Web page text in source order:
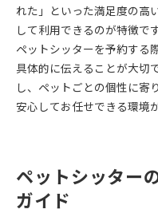
れた」といった満足度の高
して利用できるのが特徴です
ペットシッターを予約する
具体的に伝えることが大切
し、ペットごとの個性に寄
安心してお任せできる環境
ペットシッター
ガイド